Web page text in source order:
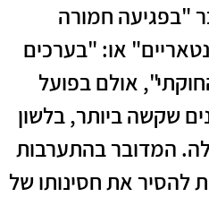
"בפגיעה חמורה
או: "בערכים
אולם בפועל
שקשה ביותר, בלשון
המדובר בהתערבות
את חסינותו של